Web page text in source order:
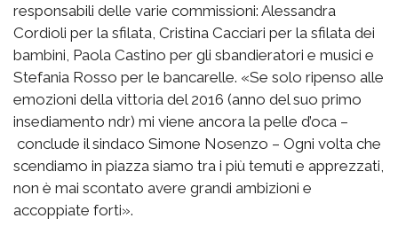
responsabili delle varie commissioni: Alessandra
Cordioli per la sfilata, Cristina Cacciari per la sfilata dei
bambini, Paola Castino per gli sbandieratori e musici e
Stefania Rosso per le bancarelle. «Se solo ripenso alle
emozioni della vittoria del 2016 (anno del suo primo
insediamento ndr) mi viene ancora la pelle d’oca –
conclude il sindaco Simone Nosenzo – Ogni volta che
scendiamo in piazza siamo tra i più temuti e apprezzati,
non è mai scontato avere grandi ambizioni e
accoppiate forti».